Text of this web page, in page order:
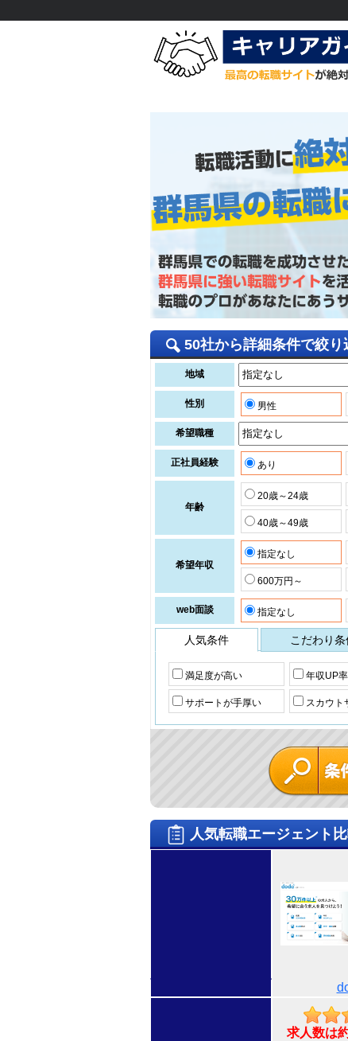
50社から詳細条件で絞り
地域
性別 男性
希望職種
正社員経験 あり
年齢
20歳～24歳
40歳～49歳
希望年収
指定なし
600万円～
web面談 指定なし
人気条件 こだわり条
満足度が高い 年収UP
サポートが手厚い スカウト
人気転職エージェント
求人数は